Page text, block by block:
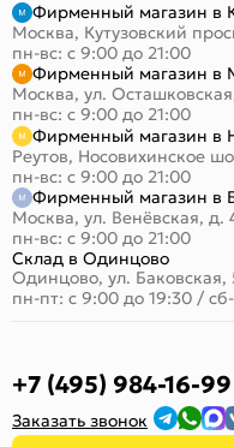
Фирменный магазин в
Москва, Кутузовский
пн-вс: с 9:00 до 21:00
Фирменный магазин в
Москва, ул.
пн-вс: с 9:00 до 21:00
Фирменный магазин в
Реутов, Носовихинское
пн-вс: с 9:00 до 21:00
Фирменный магазин в
Москва, ул. Венёвская, д.
пн-вс: с 9:00 до 21:00
Склад в Одинцово
Одинцово, ул. Баковская,
пн-пт: с 9:00 до 19:30 /
+7 (495) 984-16-99
Заказать звонок